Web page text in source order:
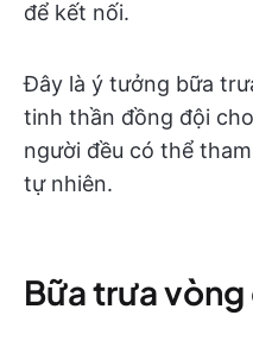
để kết nối.
Đây là ý tưởng bữa
tinh thần đồng đội
người đều có thể
tự nhiên.
Bữa trưa